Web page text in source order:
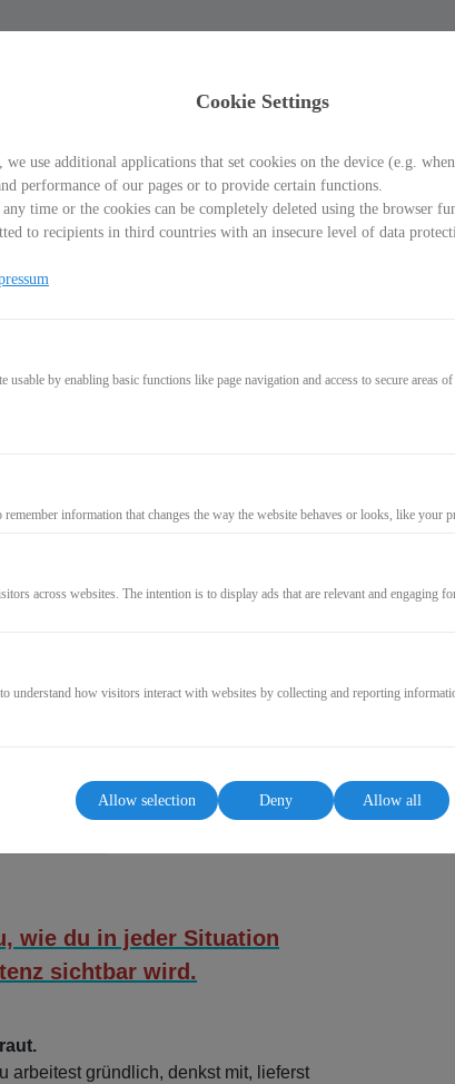
und
wie du in jeder Situation
sichtbar wird.
arbeitest gründlich, denkst mit, lieferst
Cookie Settings
we use additional applications that set cookies on the device (e.g.
performance of our pages or to provide certain functions.
time or the cookies can be completely deleted using the browser
to recipients in third countries with an insecure level of data
usable by enabling basic functions like page navigation and access to secure
remember information that changes the way the website behaves or looks, like your
across websites. The intention is to display ads that are relevant and engaging
understand how visitors interact with websites by collecting and reporting
Allow selection Deny Allow all